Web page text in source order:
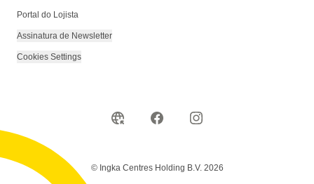
Portal do Lojista
Assinatura de Newsletter
Cookies Settings
© Ingka Centres Holding B.V. 2026